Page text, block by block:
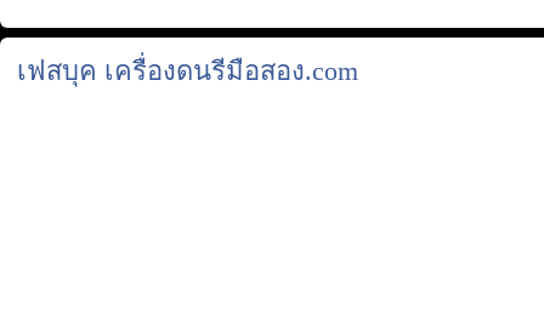
เฟสบุค เครื่องดนรีมือสอง.com